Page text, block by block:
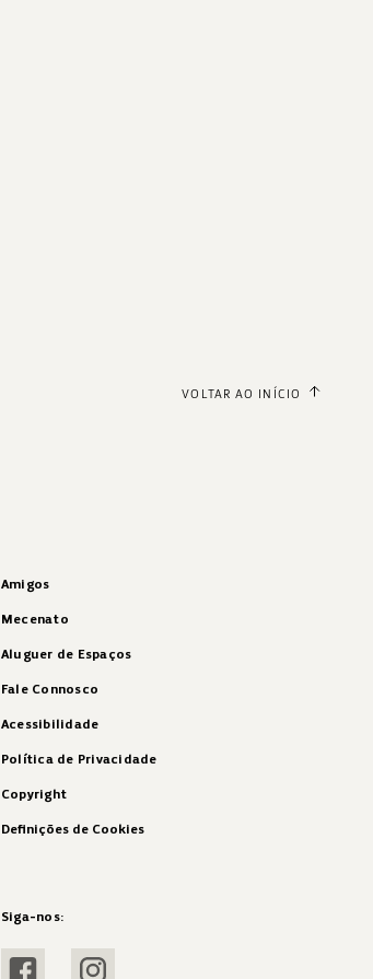
VOLTAR AO INÍCIO
Amigos
Mecenato
Aluguer de Espaços
Fale Connosco
Acessibilidade
Política de Privacidade
Copyright
Definições de Cookies
Siga-nos: